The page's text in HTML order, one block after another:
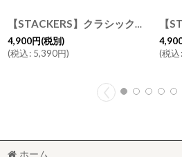
【STACKERS】クラシックジュエリーボックス 4sec ネイビーペブル Navy Pebble スタッカーズ ロンドン イギリス
4,900円(税別)
(税込: 5,390円)
(税込:
ホーム